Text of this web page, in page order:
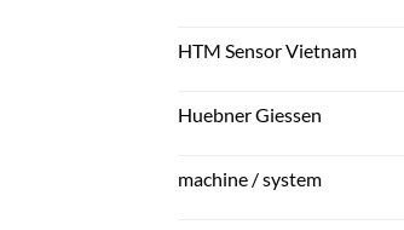
HTM Sensor Vietnam
Huebner Giessen
machine / system